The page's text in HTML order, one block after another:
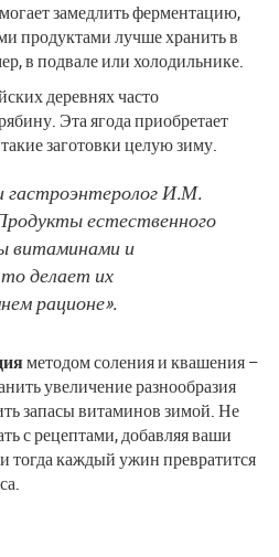
замедлить ферментацию,
продуктами лучше хранить в
в подвале или холодильнике.
деревнях часто
Эта ягода приобретает
заготовки целую зиму.
гастроэнтеролог И.М.
естественного
витаминами и
делает их
рационе».
методом соления и квашения –
увеличение разнообразия
запасы витаминов зимой. Не
с рецептами, добавляя ваши
каждый ужин превратится